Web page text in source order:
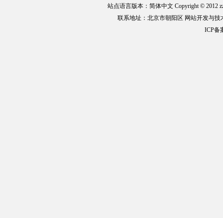
站点语言版本：简体中文 Copyright © 2012
联系地址：北京市朝阳区 网站开发与技
ICP备